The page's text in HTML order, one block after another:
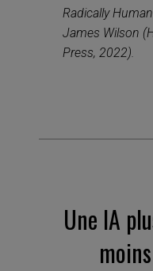
Radically Human
James Wilson
Press, 2022).
Une IA